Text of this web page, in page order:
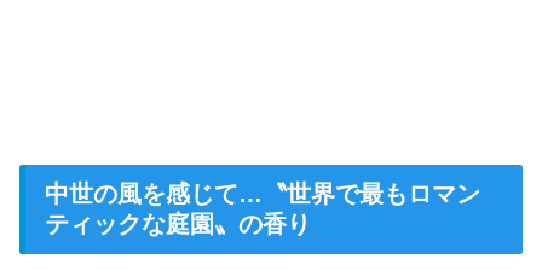
中世の風を感じて…〝世界で最もロマン
ティックな庭園〟の香り